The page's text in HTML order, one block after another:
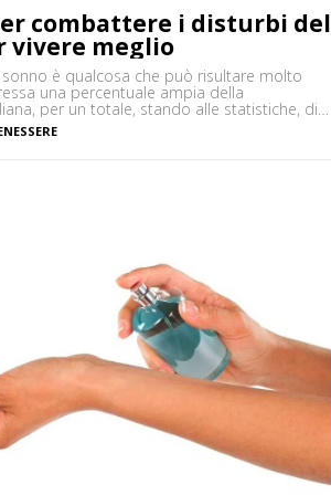
combattere i disturbi del
vivere meglio
è qualcosa che può risultare molto
una percentuale ampia della
per un totale, stando alle statistiche, di
persone. Le conseguenze influiscono non
ma anche su quella diurna, durante la